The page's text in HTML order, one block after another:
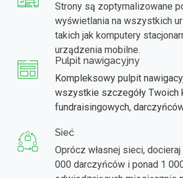
Strony są zoptymalizowane
wyświetlania na wszystkich
takich jak komputery
urządzenia mobilne.
Pulpit nawigacyjny
Kompleksowy pulpit
wszystkie szczegóły Twoich
fundraisingowych,
Sieć
Oprócz własnej sieci,
000 darczyńców i ponad 1